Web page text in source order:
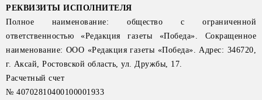
РЕКВИЗИТЫ ИСПОЛНИТЕЛЯ
Полное наименование: общество с ограниченной
ответственностью «Редакция газеты «Победа». Сокращенное
наименование: ООО «Редакция газеты «Победа». Адрес: 346720,
г. Аксай, Ростовской область, ул. Дружбы, 17.
Расчетный счет
№ 40702810400100001933